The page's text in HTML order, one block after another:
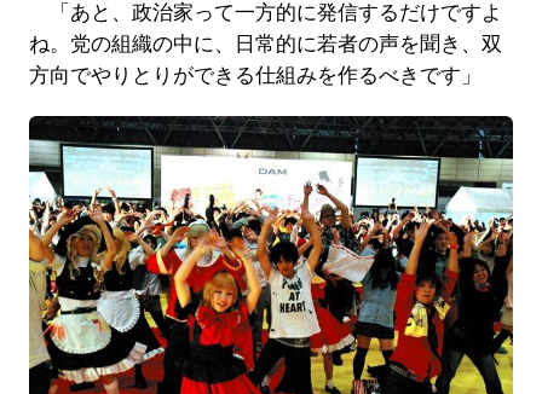
「あと、政治家って一方的に発信するだけですよ
ね。党の組織の中に、日常的に若者の声を聞き、双
方向でやりとりができる仕組みを作るべきです」